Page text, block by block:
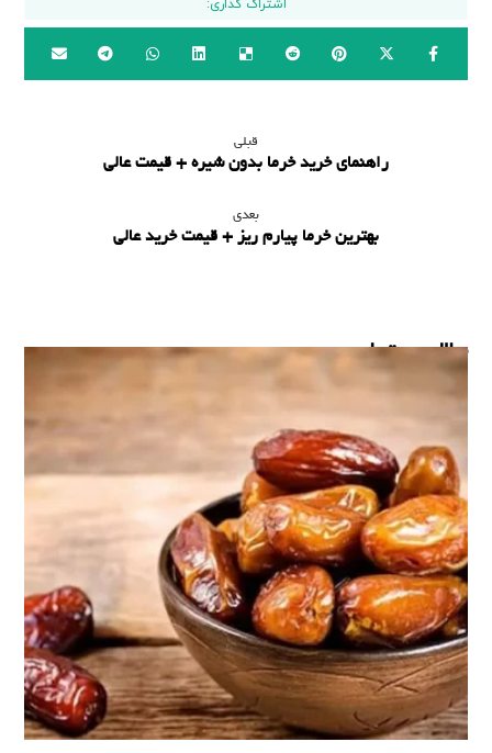
قبلی
راهنمای خرید خرما بدون شیره + قیمت عالی
بعدی
بهترین خرما پیارم ریز + قیمت خرید عالی
مطالب مرتبط ...